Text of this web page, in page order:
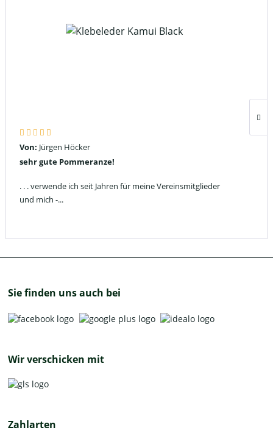
Von: Jürgen Höcker
sehr gute Pommeranze!
. . . verwende ich seit Jahren für meine Vereinsmitglieder
und mich -...
Sie finden uns auch bei
Wir verschicken mit
Zahlarten